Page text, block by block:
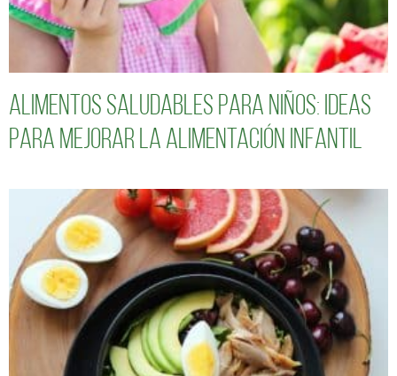
Alimentos saludables para niños: Ideas
para mejorar la alimentación infantil